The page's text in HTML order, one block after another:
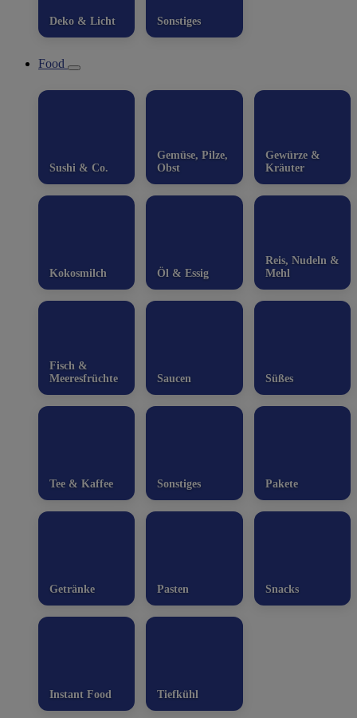
Deko & Licht Sonstiges
Food
Sushi & Co.
Gemüse, Pilze,
Obst
Gewürze &
Kräuter
Kokosmilch Öl & Essig
Reis, Nudeln &
Mehl
Fisch &
Meeresfrüchte
Saucen Süßes
Tee & Kaffee Sonstiges Pakete
Getränke Pasten Snacks
Instant Food Tiefkühl